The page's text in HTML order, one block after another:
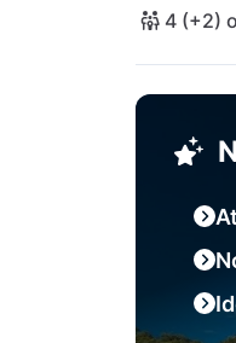
4 (+2)